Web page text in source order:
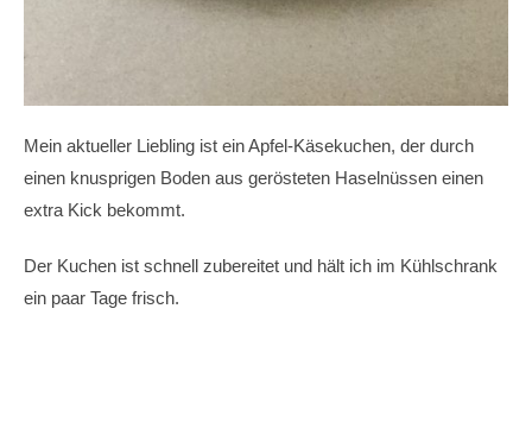
Mein aktueller Liebling ist ein Apfel-Käsekuchen, der durch
einen knusprigen Boden aus gerösteten Haselnüssen einen
extra Kick bekommt.
Der Kuchen ist schnell zubereitet und hält ich im Kühlschrank
ein paar Tage frisch.